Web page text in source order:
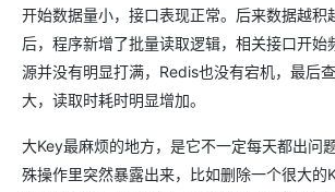
开始数据量小，接口表现正常。后来数据越积
后，程序新增了批量读取逻辑，相关接口开始
源并没有明显打满，Redis也没有宕机，最后
大，读取时耗时明显增加。
大Key最麻烦的地方，是它不一定每天都出问
殊操作里突然暴露出来，比如删除一个很大的